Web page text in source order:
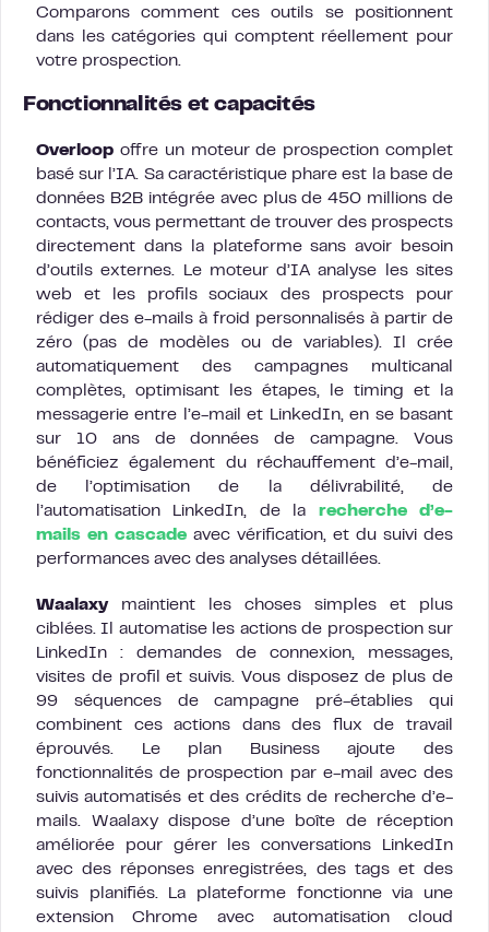
Comparons comment ces outils se positionnent
dans les catégories qui comptent réellement pour
votre prospection.
Fonctionnalités et capacités
Overloop offre un moteur de prospection complet
basé sur l’IA. Sa caractéristique phare est la base de
données B2B intégrée avec plus de 450 millions de
contacts, vous permettant de trouver des prospects
directement dans la plateforme sans avoir besoin
d’outils externes. Le moteur d’IA analyse les sites
web et les profils sociaux des prospects pour
rédiger des e-mails à froid personnalisés à partir de
zéro (pas de modèles ou de variables). Il crée
automatiquement des campagnes multicanal
complètes, optimisant les étapes, le timing et la
messagerie entre l’e-mail et LinkedIn, en se basant
sur 10 ans de données de campagne. Vous
bénéficiez également du réchauffement d’e-mail,
de l’optimisation de la délivrabilité, de
l’automatisation LinkedIn, de la recherche d’e-
mails en cascade avec vérification, et du suivi des
performances avec des analyses détaillées.
Waalaxymaintient les choses simples et plus
ciblées. Il automatise les actions de prospection sur
LinkedIn : demandes de connexion, messages,
visites de profil et suivis. Vous disposez de plus de
99 séquences de campagne pré-établies qui
combinent ces actions dans des flux de travail
éprouvés. Le plan Business ajoute des
fonctionnalités de prospection par e-mail avec des
suivis automatisés et des crédits de recherche d’e-
mails. Waalaxy dispose d’une boîte de réception
améliorée pour gérer les conversations LinkedIn
avec des réponses enregistrées, des tags et des
suivis planifiés. La plateforme fonctionne via une
extension Chrome avec automatisation cloud